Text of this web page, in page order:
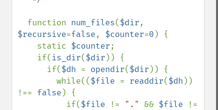
function num_files($dir
$recursive=false, $counter=0 ) {
    static
$counter;
    if(
is_dir($dir )) {
      if(
$dh = opendir($dir )) {
        while((
$file = readdir($dh ))
!== false ) {
          if(
$file != "." && $file